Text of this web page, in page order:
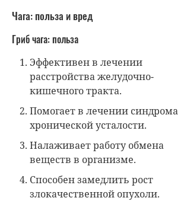
Чага: польза и вред
Гриб чага: польза
Эффективен в лечении
расстройства желудочно-
кишечного тракта.
Помогает в лечении синдрома
хронической усталости.
Налаживает работу обмена
веществ в организме.
Способен замедлить рост
злокачественной опухоли.